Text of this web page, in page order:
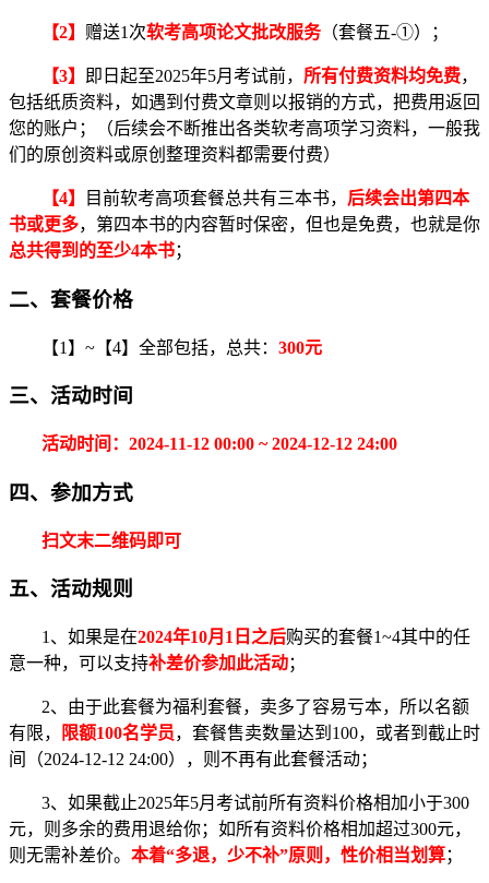
【2】 赠送1次软考高项论文批改服务（套餐五-①）；
【3】 即日起至2025年5月考试前， 所有付费资料均免费，
包括纸质资料，如遇到付费文章则以报销的方式，把费用返回
您的账户；（后续会不断推出各类软考高项学习资料，一般我
们的原创资料或原创整理资料都需要付费）
【4】 目前软考高项套餐总共有三本书， 后续会出第四本
书或更多，第四本书的内容暂时保密，但也是免费，也就是你
总共得到的至少4本书；
二、套餐价格
【1】~【4】全部包括，总共： 300元
三、活动时间
活动时间：2024-11-12 00:00 ~ 2024-12-12 24:00
四、参加方式
扫文末二维码即可
五、活动规则
1、如果是在2024年10月1日之后购买的套餐1~4其中的任
意一种，可以支持补差价参加此活动；
2、由于此套餐为福利套餐，卖多了容易亏本，所以名额
有限，
限额100名学员，套餐售卖数量达到100，或者到截止时
间（2024-12-12 24:00），则不再有此套餐活动；
3、如果截止2025年5月考试前所有资料价格相加小于300
元，则多余的费用退给你；如所有资料价格相加超过300元，
则无需补差价。 本着“多退，少不补”原则，性价相当划算；